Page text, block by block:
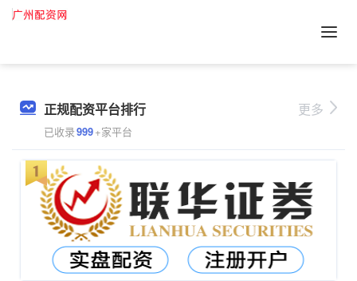
正规配资平台排行
已收录999+家平台
更多